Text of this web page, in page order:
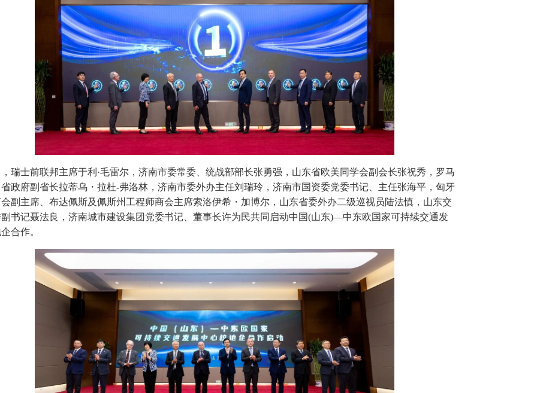
瑞士前联邦主席于利·毛雷尔，济南市委常委、统战部部长张勇强，山东省欧美同学会副会长张祝秀，罗马
政府副省长拉蒂乌・拉杜-弗洛林，济南市委外办主任刘瑞玲，济南市国资委党委书记、主任张海平，匈牙
副主席、布达佩斯及佩斯州工程师商会主席索洛伊希・加博尔，山东省委外办二级巡视员陆法慎，山东交
书记聂法良，济南城市建设集团党委书记、董事长许为民共同启动中国(山东)—中东欧国家可持续交通发
合作。